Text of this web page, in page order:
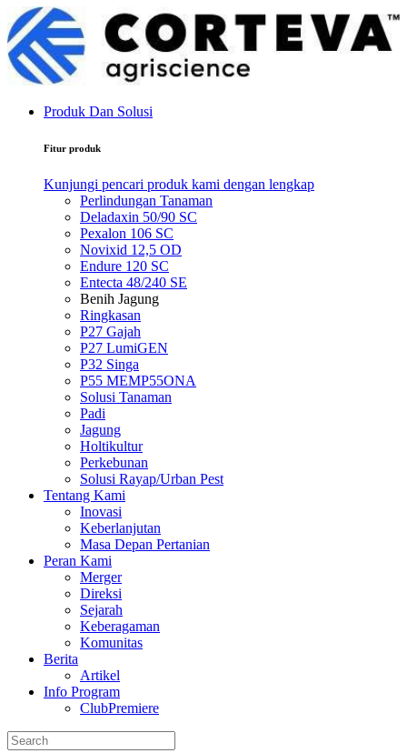
Produk Dan Solusi
Fitur produk
Kunjungi pencari produk kami dengan lengkap
Perlindungan Tanaman
Deladaxin 50/90 SC
Pexalon 106 SC
Novixid 12,5 OD
Endure 120 SC
Entecta 48/240 SE
Benih Jagung
Ringkasan
P27 Gajah
P27 LumiGEN
P32 Singa
P55 MEMP55ONA
Solusi Tanaman
Padi
Jagung
Holtikultur
Perkebunan
Solusi Rayap/Urban Pest
Tentang Kami
Inovasi
Keberlanjutan
Masa Depan Pertanian
Peran Kami
Merger
Direksi
Sejarah
Keberagaman
Komunitas
Berita
Artikel
Info Program
ClubPremiere